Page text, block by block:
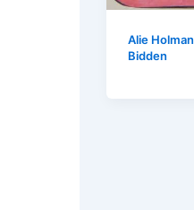
Alie Holman
Bidden